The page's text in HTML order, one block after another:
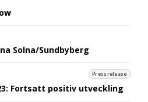
Solna/Sundbyberg
Pressrelease
Fortsatt positiv utveckling